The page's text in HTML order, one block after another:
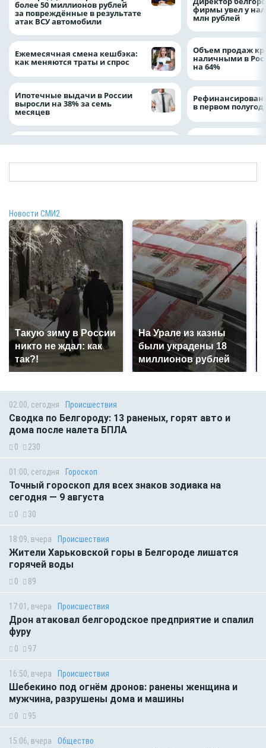
более 50 миллионов рублей
за повреждённые в результате
атак ВСУ автомобили
Ежемесячная смена кешбэка:
как меняются траты и спрос
Ипотечные выдачи в России
выросли на 38% за семь
месяцев
фирмы увел у
млн рублей
Объем продаж
наличными в
на 64%
в первом
Новости СМИ2
Такую зиму в России
никто не ждал: как
так?!
На Урале из казны
были украдены 18
миллионов рублей
02:00, сегодня Происшествия
Сводка по Белгороду: 13 раненых, горят авто и
дома после налета БПЛА
0 230
01:00, сегодня Гороскоп
Точный гороскоп для всех знаков зодиака на
сегодня — 9 августа
0 30
18:09, вчера Происшествия
Жители Харьковской горы в Белгороде лишатся
горячей воды
0 89
17:01, вчера Происшествия
Дрон атаковал белгородское предприятие и спалил
фуру
0 97
16:50, вчера Происшествия
Шебекино под огнём дронов: ранены женщина и
мужчина, разрушены дома и машины
0 95
15:06, вчера Общество